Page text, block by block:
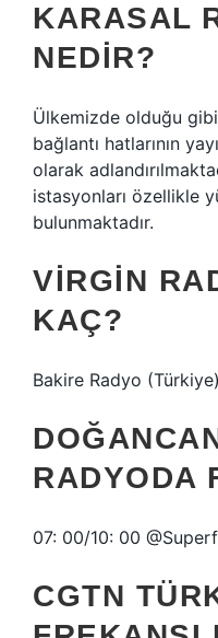
KARASAL
NEDIR?
Ülkemizde olduğu
bağlantı hatlarının
olarak
istasyonları özellikle
bulunmaktadır.
VIRGIN
KAÇ?
Bakire Radyo
RADYODA
07: 00/10: 00
CGTN